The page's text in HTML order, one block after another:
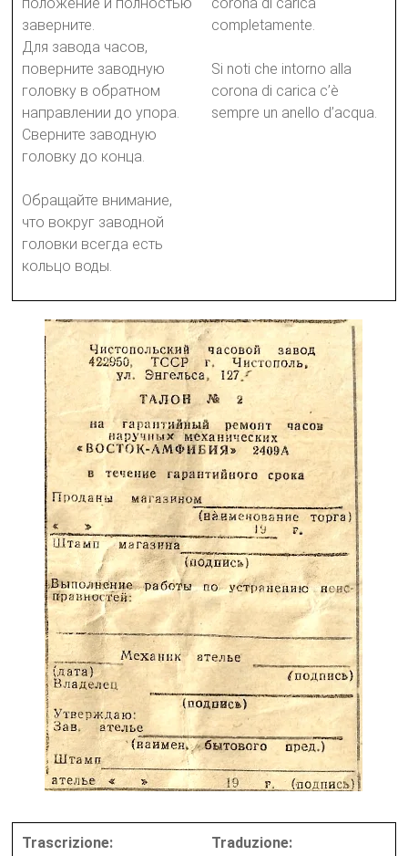
заверните.
Для завода часов,
поверните заводную
головку в обратном
направлении до упора.
Сверните заводную
головку до конца.
Обращайте внимание,
что вокруг заводной
головки всегда есть
кольцо воды.
completamente.
Si noti che intorno alla
corona di carica c’è
sempre un anello d’acqua.
Trascrizione: Traduzione: